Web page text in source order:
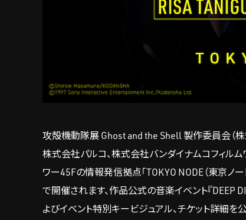
攻殻機動隊展 Ghost and the Shell 製作委員会（株
株式会社パルコ、株式会社バンダイナムコフィルム
ワー45Fの情報発信拠点「TOKYO NODE（東京ノ
で開催されます、作品公式の音楽イベント『DEEP
よびイベント特別キービジュアル、チケット詳細を